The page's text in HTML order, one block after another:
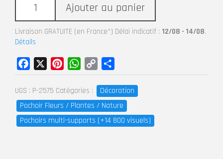
Ajouter au panier
Livraison GRATUITE (en France*) Délai indicatif : 12/08 - 14/08.
Détails
UGS : P-2575 Catégories :
Décoration
Pochoir Fleurs / Plantes / Nature
Pochoirs multi-supports (+14 800 visuels)
Facebook PinterestWhatsApp
Copy
Link